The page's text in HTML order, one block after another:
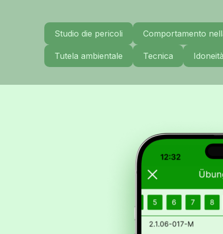
Studio die pericoli Comportamento
Tutela ambientale Tecnica